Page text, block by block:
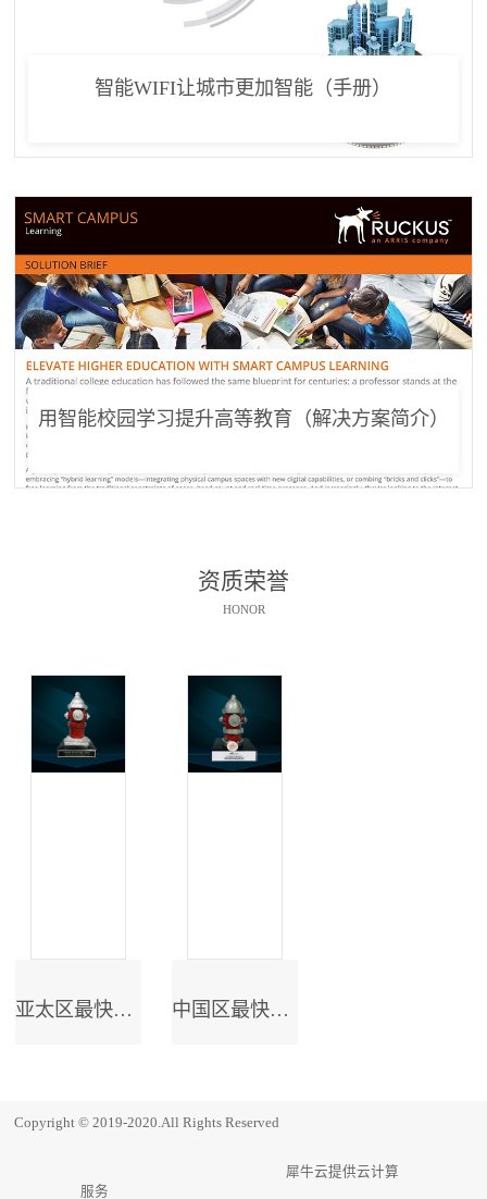
智能WIFI让城市更加智能（手册）
用智能校园学习提升高等教育（解决方案简介）
资质荣誉
HONOR
亚太区最快成长奖 中国区最快成长奖
Copyright © 2019-2020.All Rights Reserved
犀牛云提供云计算
服务